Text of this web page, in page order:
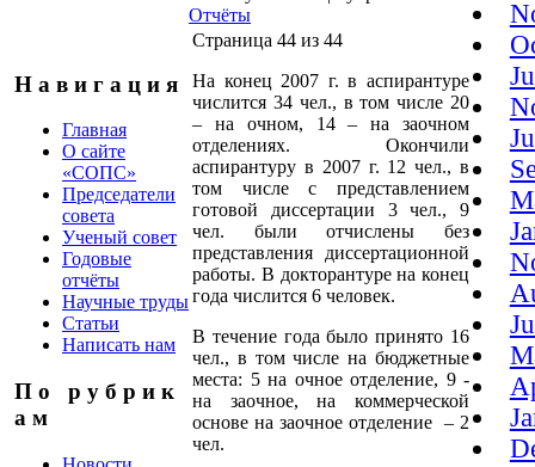
Н а в и г а ц и я
Главная
О сайте
«СОПС»
Председатели
совета
Ученый совет
Годовые
отчёты
Научные труды
Статьи
Написать нам
П о р у б р и к
а м
Отчёты
Страница 44 из 44
На конец 2007 г. в аспирантуре
числится 34 чел., в том числе 20
– на очном, 14 – на заочном
отделениях. Окончили
аспирантуру в 2007 г. 12 чел., в
том числе с представлением
готовой диссертации 3 чел., 9
чел. были отчислены без
представления диссертационной
работы. В докторантуре на конец
года числится 6 человек.
В течение года было принято 16
чел., в том числе на бюджетные
места: 5 на очное отделение, 9 -
на заочное, на коммерческой
основе на заочное отделение – 2
чел.